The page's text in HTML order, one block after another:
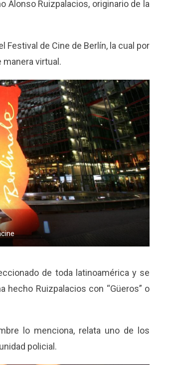
Alonso Ruizpalacios, originario de la
Festival de Cine de Berlín, la cual por
manera virtual.
de toda latinoamérica y se
hecho Ruizpalacios con “Güeros” o
lo menciona, relata uno de los
policial.